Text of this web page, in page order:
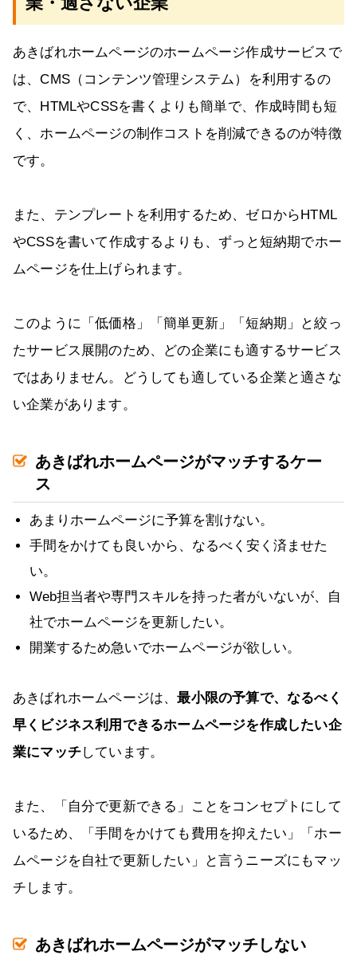
あきばれホームページのホームページ作成サービスで
は、CMS（コンテンツ管理システム）を利用するの
で、HTMLやCSSを書くよりも簡単で、作成時間も短
く、ホームページの制作コストを削減できるのが特徴
です。
また、テンプレートを利用するため、ゼロからHTML
やCSSを書いて作成するよりも、ずっと短納期でホー
ムページを仕上げられます。
このように「低価格」「簡単更新」「短納期」と絞っ
たサービス展開のため、どの企業にも適するサービス
ではありません。どうしても適している企業と適さな
い企業があります。
あきばれホームページがマッチするケー
ス
あまりホームページに予算を割けない。
手間をかけても良いから、なるべく安く済ませた
い。
Web担当者や専門スキルを持った者がいないが、自
社でホームページを更新したい。
開業するため急いでホームページが欲しい。
あきばれホームページは、最小限の予算で、なるべく
早くビジネス利用できるホームページを作成したい企
業にマッチしています。
また、「自分で更新できる」ことをコンセプトにして
いるため、「手間をかけても費用を抑えたい」「ホー
ムページを自社で更新したい」と言うニーズにもマッ
チします。
あきばれホームページがマッチしない